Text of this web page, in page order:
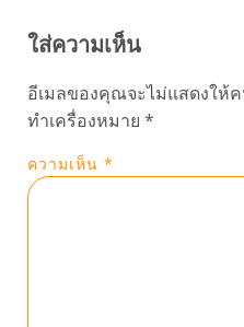
ใส่ความเห็น
อีเมลของคุณจะไม่แสดงให้
ทำเครื่องหมาย *
ความเห็น *